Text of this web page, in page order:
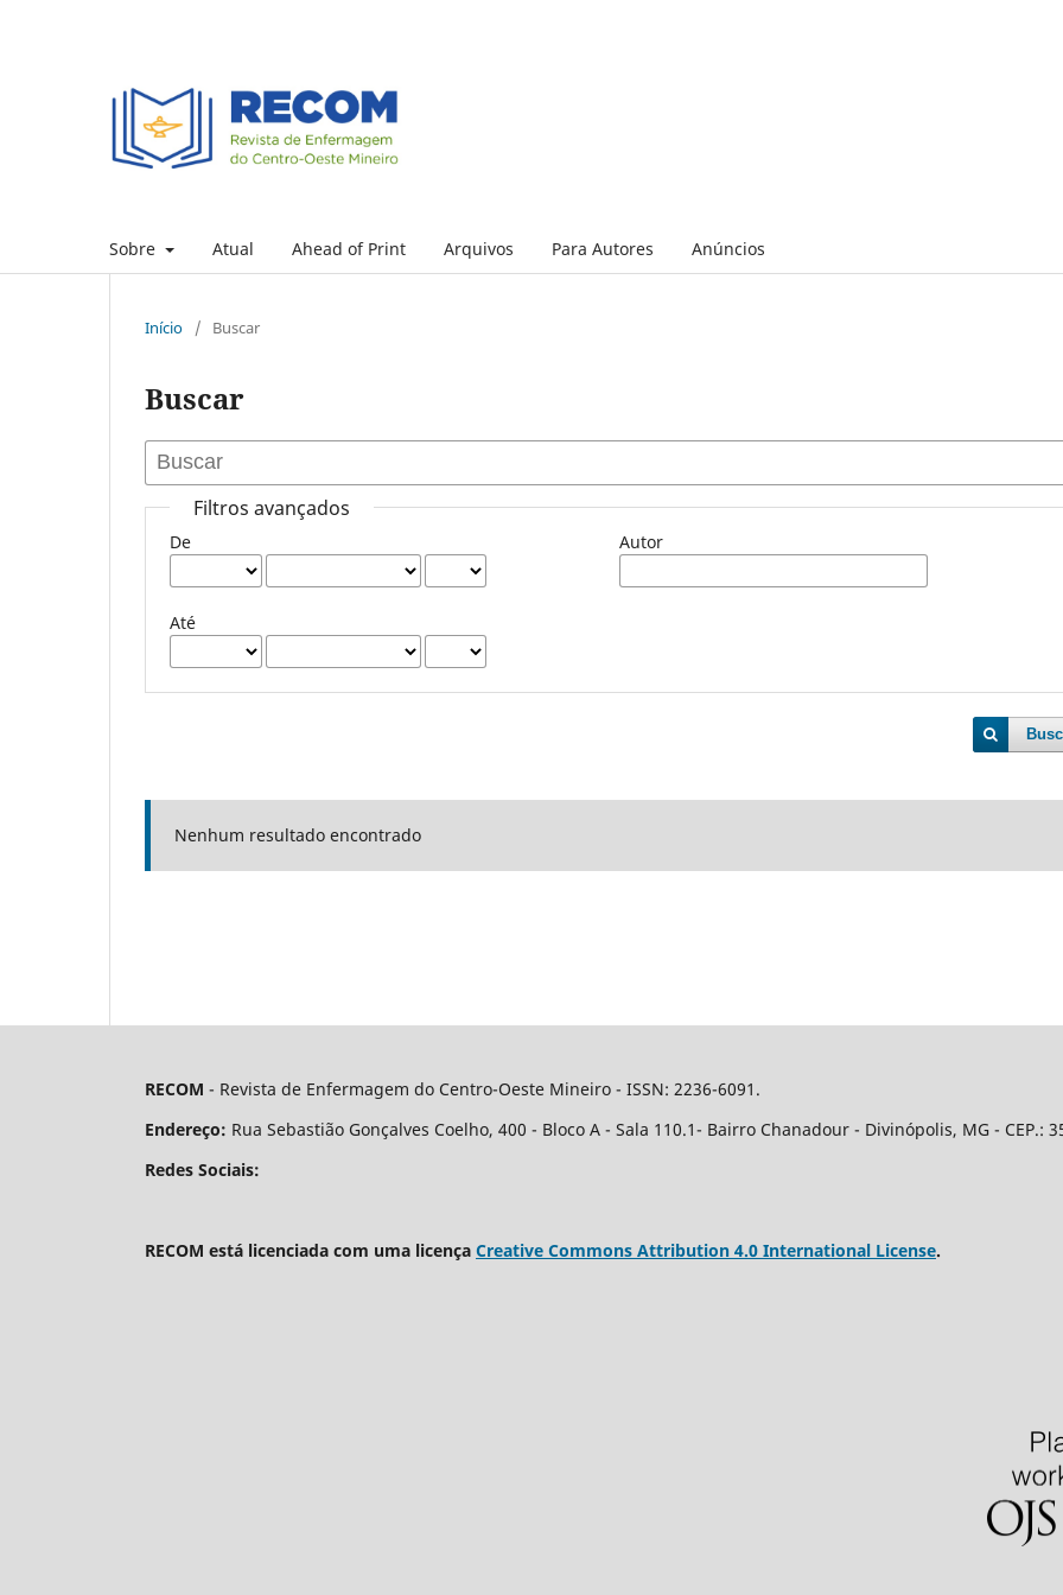
Sobre Atual Ahead of Print Arquivos Para Autores Anúncios
Início / Buscar
Buscar
Filtros avançados
De
Até
Autor
Nenhum resultado encontrado
RECOM - Revista de Enfermagem do Centro-Oeste Mineiro - ISSN: 2236-6091.
Endereço: Rua Sebastião Gonçalves Coelho, 400 - Bloco A - Sala 110.1- Bairro Chanadour - Divinópolis, MG - CEP.:
Redes Sociais:
RECOM está licenciada com uma licença Creative Commons Attribution 4.0 International License.